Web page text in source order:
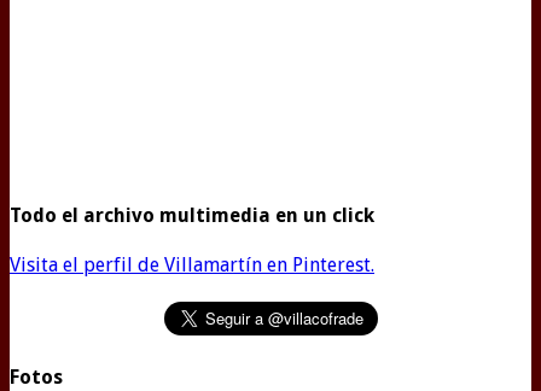
Todo el archivo multimedia en un click
Visita el perfil de Villamartín en Pinterest.
Fotos